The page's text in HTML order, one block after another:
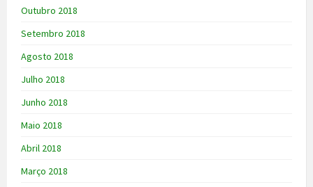
Outubro 2018
Setembro 2018
Agosto 2018
Julho 2018
Junho 2018
Maio 2018
Abril 2018
Março 2018